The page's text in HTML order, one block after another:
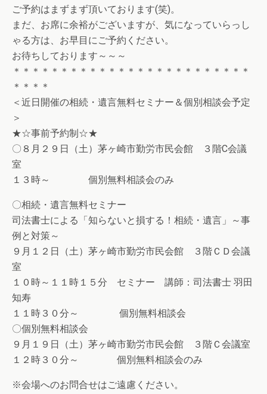
ご予約はまずまず頂いております(笑)。
まだ、お席に余裕がございますが、気になっていらっし
ゃる方は、お早目にご予約ください。
お待ちしております～～～
＊＊＊＊＊＊＊＊＊＊＊＊＊＊＊＊＊＊＊＊＊＊＊＊＊
＊＊＊＊
＜近日開催の相続・遺言無料セミナー＆個別相談会予定
＞
★☆事前予約制☆★
〇８月２９日（土）茅ヶ崎市勤労市民会館 ３階C会議
室
１３時～ 個別無料相談会のみ
〇相続・遺言無料セミナー
司法書士による「知らないと損する！相続・遺言」～事
例と対策～
９月１２日（土）茅ヶ崎市勤労市民会館 ３階ＣＤ会議
室
１０時～１１時１５分 セミナー 講師：司法書士 羽田
知寿
１１時３０分～ 個別無料相談会
〇個別無料相談会
９月１９日（土）茅ヶ崎市勤労市民会館 ３階Ｃ会議室
１２時３０分～ 個別無料相談会のみ
※会場へのお問合せはご遠慮ください。